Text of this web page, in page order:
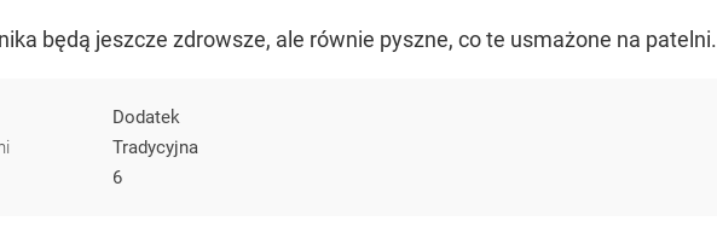
będą jeszcze zdrowsze, ale równie pyszne, co te usmażone na patelni.
Dodatek
Tradycyjna
6